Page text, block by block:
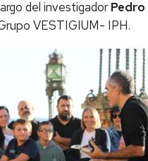
del investigadorPedro
VESTIGIUM- IPH.